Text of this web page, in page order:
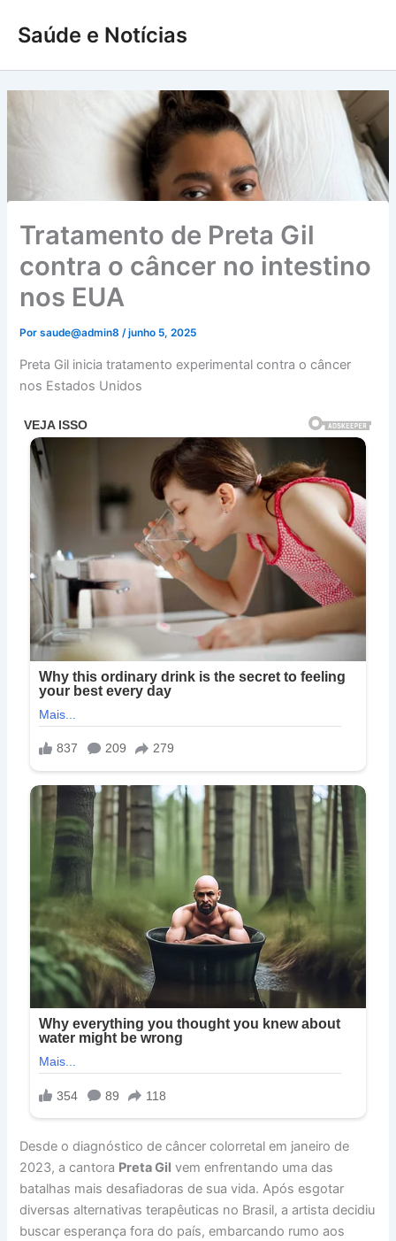
para
conteúdo
Saúde e Notícias
Tratamento de Preta Gil
contra o câncer no intestino
nos EUA
Porsaude@admin8/junho 5, 2025
Preta Gil inicia tratamento experimental contra o câncer
nos Estados Unidos
Desde o diagnóstico de câncer colorretal em janeiro de
2023, a cantora Preta Gil vem enfrentando uma das
batalhas mais desafiadoras de sua vida. Após esgotar
diversas alternativas terapêuticas no Brasil, a artista decidiu
buscar esperança fora do país, embarcando rumo aos